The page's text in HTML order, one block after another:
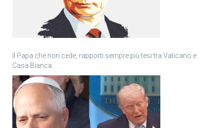
Il Papa che non cede, rapporti sempre più tesi tra Vaticano e
Casa Bianca